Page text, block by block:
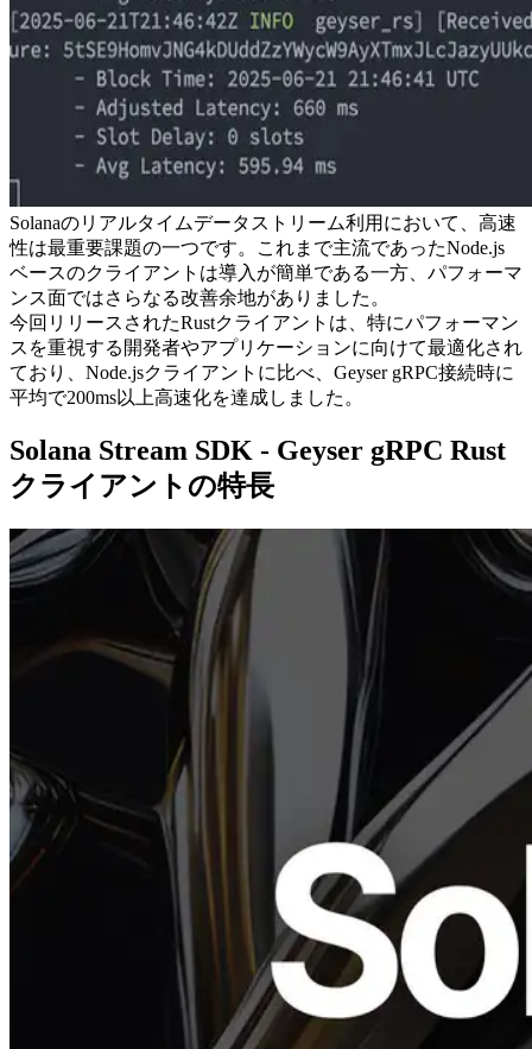
Solanaのリアルタイムデータストリーム利用において、高速
性は最重要課題の一つです。これまで主流であったNode.js
ベースのクライアントは導入が簡単である一方、パフォーマ
ンス面ではさらなる改善余地がありました。
今回リリースされたRustクライアントは、特にパフォーマン
スを重視する開発者やアプリケーションに向けて最適化され
ており、Node.jsクライアントに比べ、Geyser gRPC接続時に
平均で200ms以上高速化を達成しました。
Solana Stream SDK - Geyser gRPC Rust
クライアントの特長